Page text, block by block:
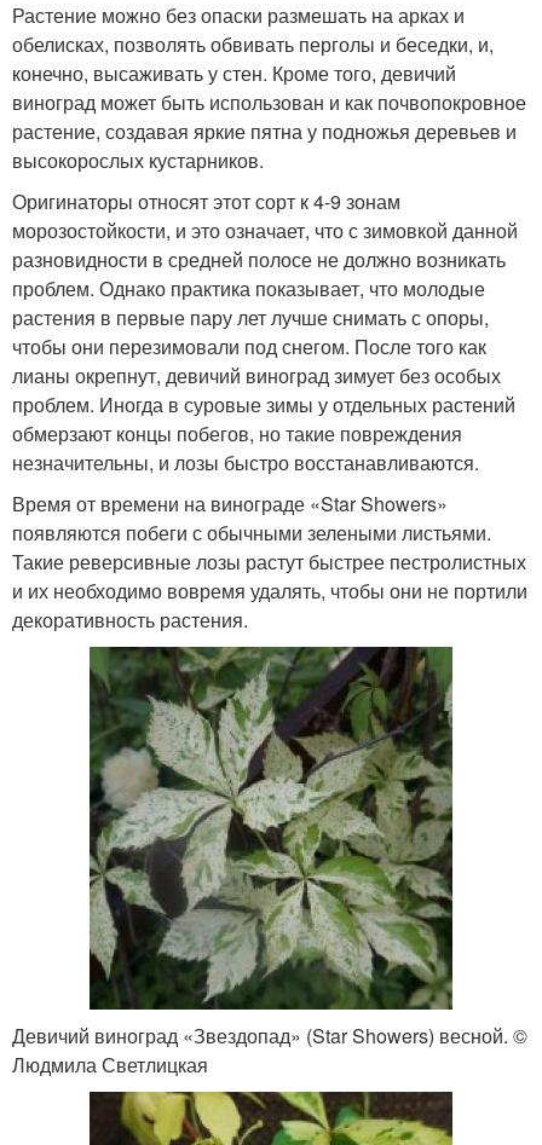
Растение можно без опаски размешать на арках и
обелисках, позволять обвивать перголы и беседки, и,
конечно, высаживать у стен. Кроме того, девичий
виноград может быть использован и как почвопокровное
растение, создавая яркие пятна у подножья деревьев и
высокорослых кустарников.
Оригинаторы относят этот сорт к 4-9 зонам
морозостойкости, и это означает, что с зимовкой данной
разновидности в средней полосе не должно возникать
проблем. Однако практика показывает, что молодые
растения в первые пару лет лучше снимать с опоры,
чтобы они перезимовали под снегом. После того как
лианы окрепнут, девичий виноград зимует без особых
проблем. Иногда в суровые зимы у отдельных растений
обмерзают концы побегов, но такие повреждения
незначительны, и лозы быстро восстанавливаются.
Время от времени на винограде «Star Showers»
появляются побеги с обычными зелеными листьями.
Такие реверсивные лозы растут быстрее пестролистных
и их необходимо вовремя удалять, чтобы они не портили
декоративность растения.
Девичий виноград «Звездопад» (Star Showers) весной. ©
Людмила Светлицкая